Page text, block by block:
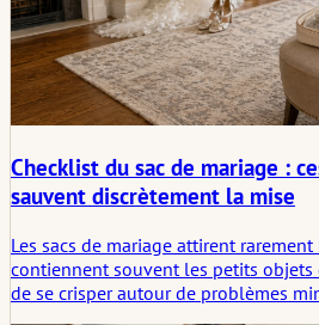
Checklist du sac de mariage :
sauvent discrètement la mise
Les sacs de mariage attirent
contiennent souvent les petits
de se crisper autour de problèmes